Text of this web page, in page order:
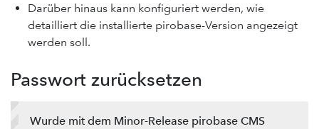
Darüber hinaus kann konfiguriert werden, wie
detailliert die installierte pirobase-Version angezeigt
werden soll.
Passwort zurücksetzen
Wurde mit dem Minor-Release pirobase CMS